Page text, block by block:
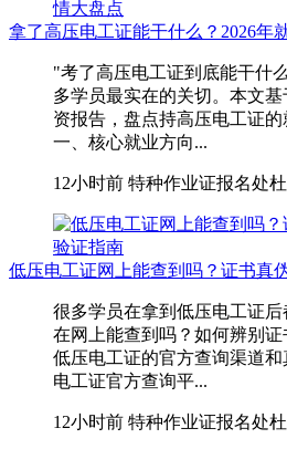
拿了高压电工证能干什么？2026年
"考了高压电工证到底能干什
多学员最实在的关切。本文
资报告，盘点持高压电工证的
一、核心就业方向...
12小时前 特种作业证报名处
低压电工证网上能查到吗？证书真
很多学员在拿到低压电工证
在网上能查到吗？如何辨别
低压电工证的官方查询渠道
电工证官方查询平...
12小时前 特种作业证报名处